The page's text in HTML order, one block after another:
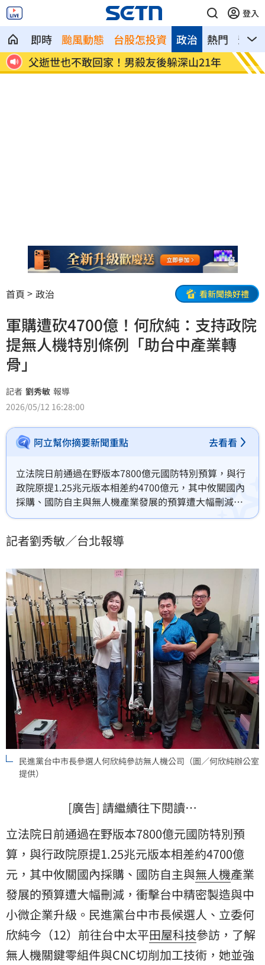
登入
即時 颱風動態 台股怎投資 熱門 影音
政治
年
蔡英文重磅出手！民進黨「第二戰場」成
形
吹冷
首頁 政治 看新聞換好禮
軍購遭砍4700億！何欣純：支持政院
提無人機特別條例「助台中產業轉
骨」
記者 劉秀敏 報導
2026/05/12 16:28:00
阿立幫你摘要新聞重點 去看看
立法院日前通過在野版本7800億元國防特別預算，與行
政院原提1.25兆元版本相差約4700億元，其中攸關國內
採購、國防自主與無人機產業發展的預算遭大幅刪減，
衝擊台中精密製造與中小微企業升級。民進黨台中市長
訪，了解無人機關鍵零組件與CNC切削加工技術，她並
草案，補足國防戰力缺口、推動台中產業轉骨升級，發
記者劉秀敏／台北報導
民進黨台中市長參選人何欣純參訪無人機公司（圖／何欣純辦公室
提供）
[廣告] 請繼續往下閱讀…
立法院日前通過在野版本7800億元國防特別預
算 ，與行政院原提1.25兆元版本相差約4700億
元，其中攸關國內採購、國防自主與無人機產業
發展的預算遭大幅刪減，衝擊台中精密製造與中
小微企業升級。民進黨台中市長候選人、立委何
欣純今（12）前往台中太平田屋科技參訪，了解
無人機關鍵零組件與CNC切削加工技術，她並強